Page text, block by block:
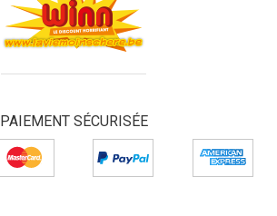
PAIEMENT SÉCURISÉE